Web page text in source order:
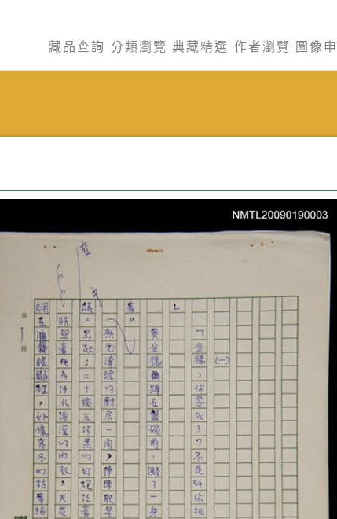
藏品查詢 分類瀏覽 典藏精選 作者瀏覽 圖像